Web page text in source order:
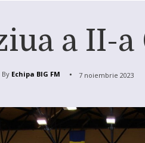
a II-a
By Echipa BIG FM 7 noiembrie 2023